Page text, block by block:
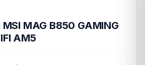
MAG B850 GAMING
AM5